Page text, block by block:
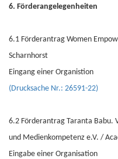
6. Förderangelegenheiten
6.1 Förderantrag Women
Scharnhorst
Eingang einer Organistion
(Drucksache Nr.: 26591-22)
6.2 Förderantrag Taranta Babu.
und Medienkompetenz e.V. /
Eingabe einer Organisation